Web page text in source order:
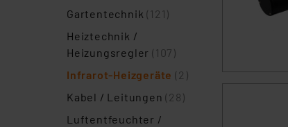
Gartentechnik(121)
Heiztechnik /
Heizungsregler(107)
Infrarot-Heizgeräte (2)
Kabel / Leitungen(28)
Luftentfeuchter /